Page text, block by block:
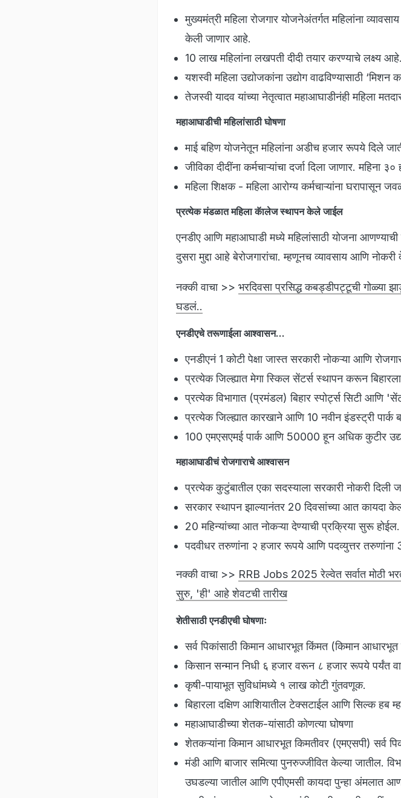
मुख्यमंत्री महिला रोजगार योजनेअंतर्गत महिलांना
केली जाणार आहे.
10 लाख महिलांना लखपती दीदी तयार करण्याचे लक्ष्य आहे.
यशस्वी महिला उद्योजकांना उद्योग वाढविण्यासाठी
तेजस्वी यादव यांच्या नेतृत्वात महाआघाडीनंही महिला
महाआघाडीची महिलांसाठी घोषणा
माई बहिण योजनेतून महिलांना अडीच हजार रूपये दिले
जीविका दीदींना कर्मचाऱ्यांचा दर्जा दिला जाणार. महिना
महिला शिक्षक - महिला आरोग्य कर्मचाऱ्यांना घरापासून
प्रत्येक मंडळात महिला कॅालेज स्थापन केले जाईल
एनडीए आणि महाआघाडी मध्ये महिलांसाठी योजना
दुसरा मुद्दा आहे बेरोजगारांचा. म्हणूनच व्यावसाय आणि
नक्की वाचा >> भरदिवसा प्रसिद्ध कबड्डीपट्टूची गोळ्या
घडलं..
एनडीएचे तरूणाईला आश्वासन…
एनडीएनं 1 कोटी पेक्षा जास्त सरकारी नोकऱ्या आणि
प्रत्येक जिल्ह्यात मेगा स्किल सेंटर्स स्थापन करून
प्रत्येक विभागात (प्रमंडल) बिहार स्पोर्ट्स सिटी
प्रत्येक जिल्ह्यात कारखाने आणि 10 नवीन इंडस्ट्री
100 एमएसएमई पार्क आणि 50000 हून अधिक कुटीर
महाआघाडीचं रोजगाराचे आश्वासन
प्रत्येक कुटुंबातील एका सदस्याला सरकारी नोकरी दिली
सरकार स्थापन झाल्यानंतर 20 दिवसांच्या आत कायदा
20 महिन्यांच्या आत नोकऱ्या देण्याची प्रक्रिया सुरू होईल.
⁠पदवीधर तरुणांना २ हजार रूपये आणि पदव्युत्तर तरुणांना
नक्की वाचा >> RRB Jobs 2025 रेल्वेत सर्वात मोठी
सुरु, 'ही' आहे शेवटची तारीख
शेतीसाठी एनडीएची घोषणाः
सर्व पिकांसाठी किमान आधारभूत किंमत (किमान आधारभूत
किसान सन्मान निधी ६ हजार वरून ८ हजार रूपये पर्यंत
कृषी-पायाभूत सुविधांमध्ये १ लाख कोटी गुंतवणूक.
⁠बिहारला दक्षिण आशियातील टेक्सटाईल आणि सिल्क हब
महाआघाडीच्या शेतक-यांसाठी कोणत्या घोषणा
शेतकऱ्यांना किमान आधारभूत किमतीवर (एमएसपी) सर्व
मंडी आणि बाजार समित्या पुनरुज्जीवित केल्या जातील.
उघडल्या जातील आणि एपीएमसी कायदा पुन्हा अंमलात